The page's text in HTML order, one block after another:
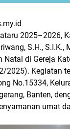
2025–2026,
S.H., S.I.K.,
Natal di Gereja
2025). Kegiatan
No.15334,
Banten,
umat